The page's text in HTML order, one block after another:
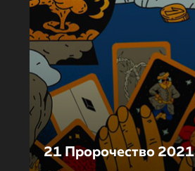
21 Пророчество 2021